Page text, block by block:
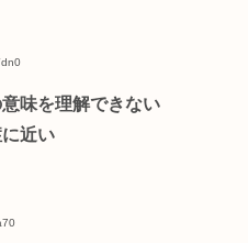
味を理解できない
近い